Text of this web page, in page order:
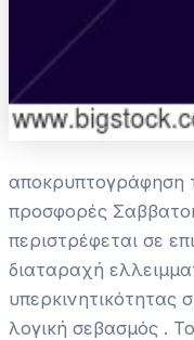
αποκρυπτογράφηση
προσφορές
περιστρέφεται σε
διαταραχή
υπερκινητικότητας
λογική σεβασμός .